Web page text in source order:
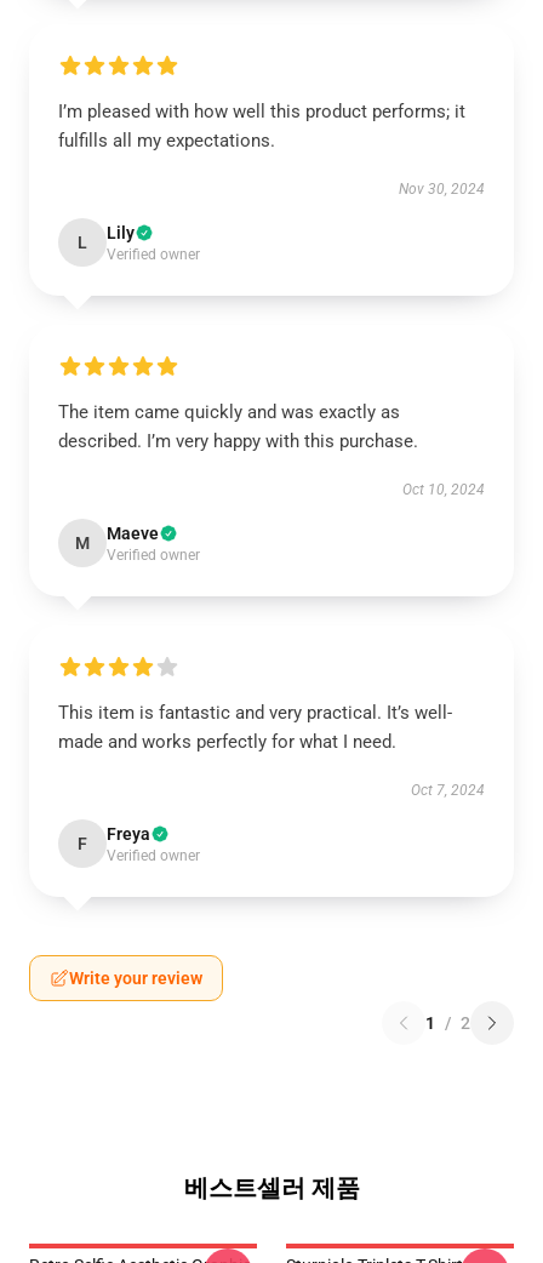
I’m pleased with how well this product performs; it
fulfills all my expectations.
Nov 30, 2024
L Lily
Verified owner
The item came quickly and was exactly as
described. I’m very happy with this purchase.
Oct 10, 2024
M Maeve
Verified owner
This item is fantastic and very practical. It’s well-
made and works perfectly for what I need.
Oct 7, 2024
F Freya
Verified owner
Write your review
1 / 2
베스트셀러 제품